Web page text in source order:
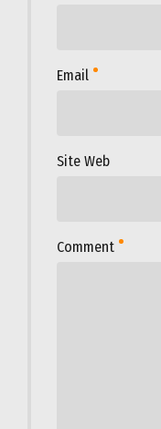
Comment
Email
Site Web